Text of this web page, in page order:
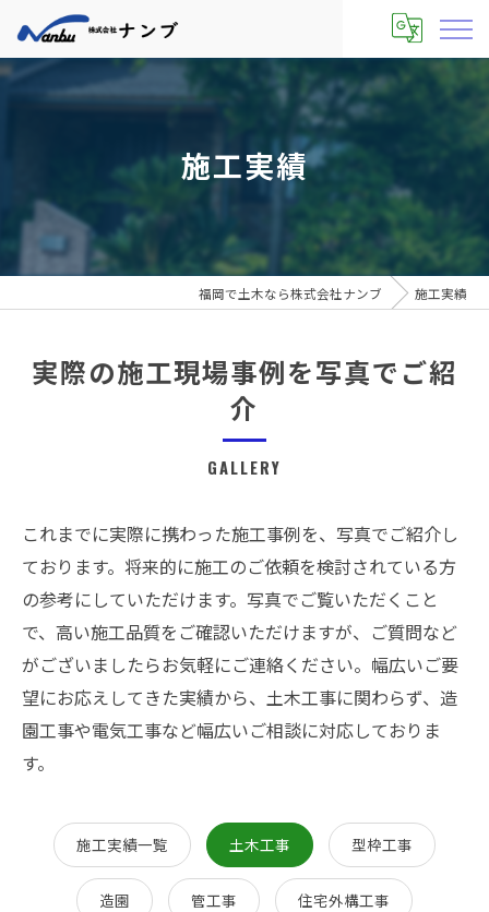
施工実績
福岡で土木なら株式会社ナンブ 施工実績
実際の施工現場事例を写真でご紹
介
GALLERY
これまでに実際に携わった施工事例を、写真でご紹介し
ております。将来的に施工のご依頼を検討されている方
の参考にしていただけます。写真でご覧いただくこと
で、高い施工品質をご確認いただけますが、ご質問など
がございましたらお気軽にご連絡ください。幅広いご要
望にお応えしてきた実績から、土木工事に関わらず、造
園工事や電気工事など幅広いご相談に対応しておりま
す。
施工実績一覧 土木工事 型枠工事
造園 管工事 住宅外構工事